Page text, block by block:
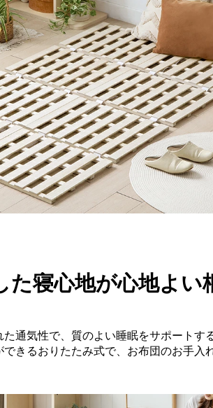
た寝心地が心地よい
通気性で、質のよい睡眠をサポートす
できるおりたたみ式で、お布団のお手入